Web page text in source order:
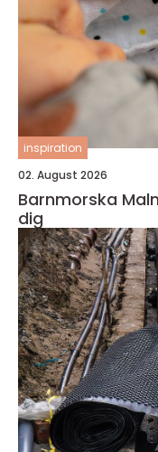
inspiration
02. August 2026
Barnmorska
dig